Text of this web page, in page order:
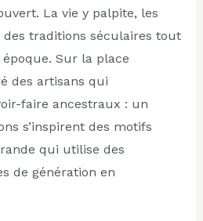
La vie y palpite, les
traditions séculaires tout
époque. Sur la place
des artisans qui
faire ancestraux : un
s’inspirent des motifs
qui utilise des
de génération en